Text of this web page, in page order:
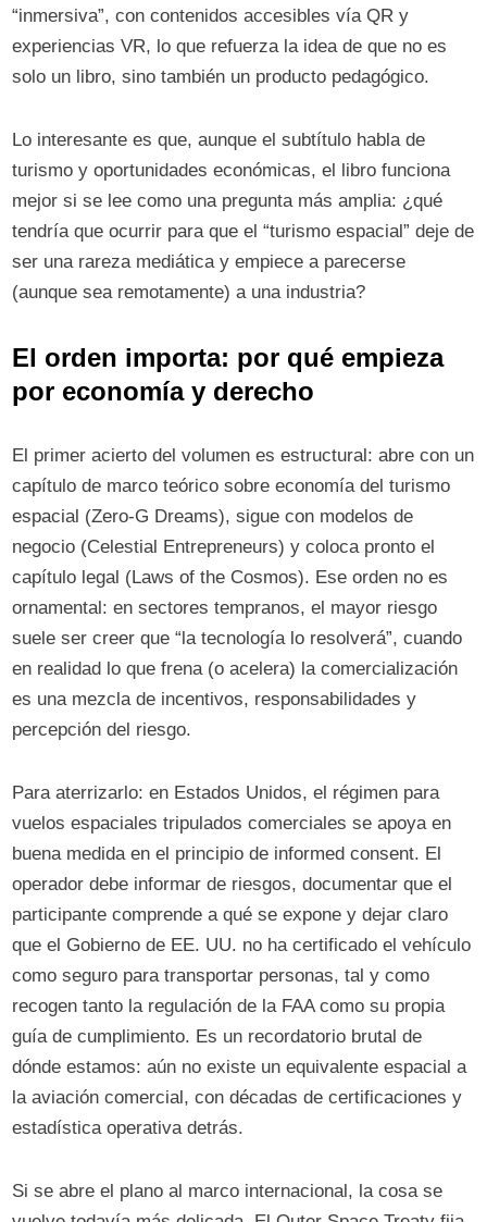
“inmersiva”, con contenidos accesibles vía QR y
experiencias VR, lo que refuerza la idea de que no es
solo un libro, sino también un producto pedagógico.
Lo interesante es que, aunque el subtítulo habla de
turismo y oportunidades económicas, el libro funciona
mejor si se lee como una pregunta más amplia: ¿qué
tendría que ocurrir para que el “turismo espacial” deje de
ser una rareza mediática y empiece a parecerse
(aunque sea remotamente) a una industria?
El orden importa: por qué empieza
por economía y derecho
El primer acierto del volumen es estructural: abre con un
capítulo de marco teórico sobre economía del turismo
espacial (Zero-G Dreams), sigue con modelos de
negocio (Celestial Entrepreneurs) y coloca pronto el
capítulo legal (Laws of the Cosmos). Ese orden no es
ornamental: en sectores tempranos, el mayor riesgo
suele ser creer que “la tecnología lo resolverá”, cuando
en realidad lo que frena (o acelera) la comercialización
es una mezcla de incentivos, responsabilidades y
percepción del riesgo.
Para aterrizarlo: en Estados Unidos, el régimen para
vuelos espaciales tripulados comerciales se apoya en
buena medida en el principio de informed consent. El
operador debe informar de riesgos, documentar que el
participante comprende a qué se expone y dejar claro
que el Gobierno de EE. UU. no ha certificado el vehículo
como seguro para transportar personas, tal y como
recogen tanto la regulación de la FAA como su propia
guía de cumplimiento. Es un recordatorio brutal de
dónde estamos: aún no existe un equivalente espacial a
la aviación comercial, con décadas de certificaciones y
estadística operativa detrás.
Si se abre el plano al marco internacional, la cosa se